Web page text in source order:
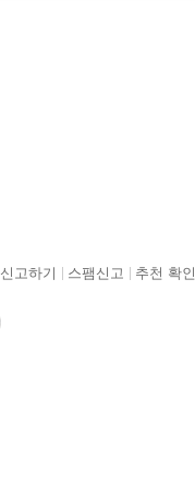
신고하기 스팸신고 추천 확인